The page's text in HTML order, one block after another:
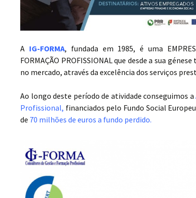
A IG-FORMA, fundada em 1985, é uma
FORMAÇÃO PROFISSIONAL que desde a sua
no mercado, através da excelência dos serviços
Ao longo deste período de atividade conseguimos a
Profissional, financiados pelo Fundo Social
de 70 milhões de euros a fundo perdido.